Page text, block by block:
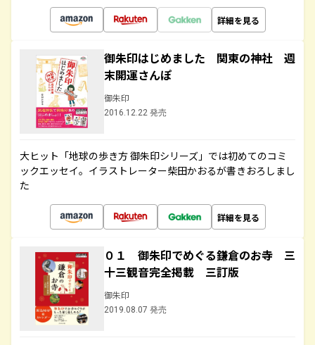
詳細を見る
御朱印はじめました 関東の神社 週
末開運さんぽ
御朱印
2016.12.22 発売
大ヒット「地球の歩き方 御朱印シリーズ」では初めてのコミ
ックエッセイ。イラストレーター柴田かおるが書きおろしまし
た
詳細を見る
０１ 御朱印でめぐる鎌倉のお寺 三
十三観音完全掲載 三訂版
御朱印
2019.08.07 発売